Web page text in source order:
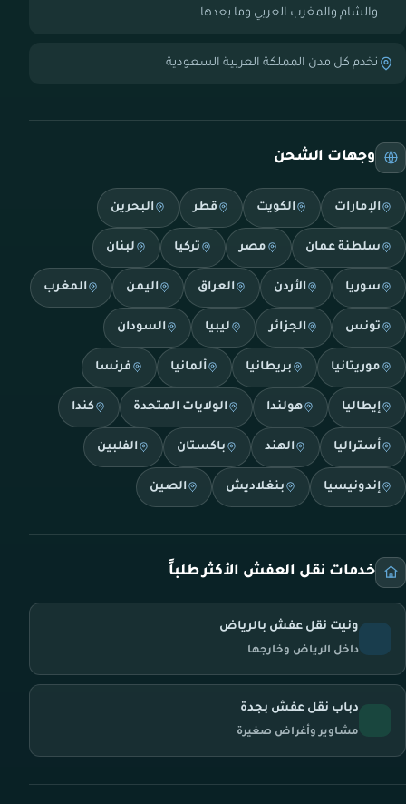
والشام والمغرب العربي وما بعدها
نخدم كل مدن المملكة العربية السعودية
وجهات الشحن
الإمارات الكويت قطر البحرين
سلطنة عمان مصر تركيا لبنان
سوريا الأردن العراق اليمن المغرب
تونس الجزائر ليبيا السودان
موريتانيا بريطانيا ألمانيا فرنسا
إيطاليا هولندا الولايات المتحدة كندا
أستراليا الهند باكستان الفلبين
إندونيسيا بنغلاديش الصين
خدمات نقل العفش الأكثر طلباً
ونيت نقل عفش بالرياض
داخل الرياض وخارجها
دباب نقل عفش بجدة
مشاوير وأغراض صغيرة